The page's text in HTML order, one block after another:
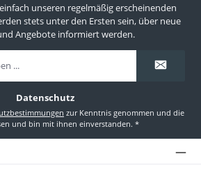
unseren regelmäßig erscheinenden
stets unter den Ersten sein, über neue
Angebote informiert werden.
Datenschutz
zur Kenntnis genommen und die
und bin mit ihnen einverstanden. *